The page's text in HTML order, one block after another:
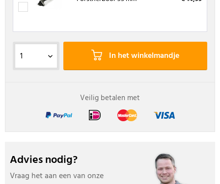
In het winkelmandje
Veilig betalen met
Advies nodig?
Vraag het aan een van onze